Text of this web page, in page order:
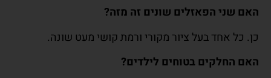
האם שני הפאזלים שונים זה מזה?
כן. כל אחד בעל ציור מקורי ורמת קושי מעט שונה.
האם החלקים בטוחים לילדים?